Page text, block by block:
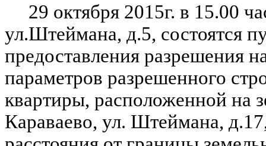
29 октября 2015г. в 15.00
ул.Штеймана, д.5, состоятся
предоставления разрешения
параметров разрешенного
квартиры, расположенной на
Караваево, ул. Штеймана,